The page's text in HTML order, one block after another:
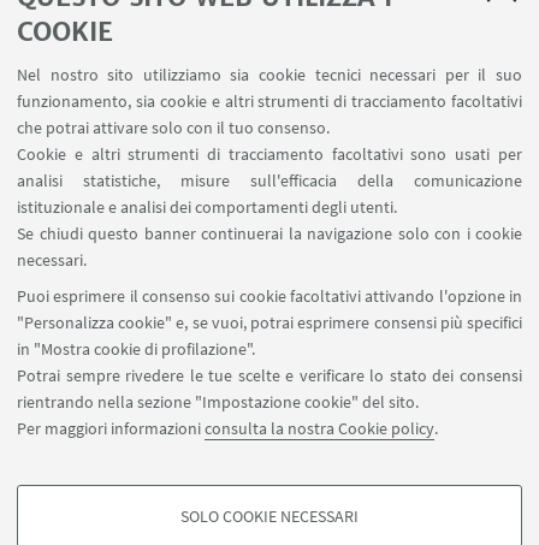
COOKIE
Nel nostro sito utilizziamo sia cookie tecnici necessari per il suo
funzionamento, sia cookie e altri strumenti di tracciamento facoltativi
che potrai attivare solo con il tuo consenso.
Cookie e altri strumenti di tracciamento facoltativi sono usati per
analisi statistiche, misure sull'efficacia della comunicazione
istituzionale e analisi dei comportamenti degli utenti.
Se chiudi questo banner continuerai la navigazione solo con i cookie
necessari.
Puoi esprimere il consenso sui cookie facoltativi attivando l'opzione in
"Personalizza cookie" e, se vuoi, potrai esprimere consensi più specifici
in "Mostra cookie di profilazione".
Potrai sempre rivedere le tue scelte e verificare lo stato dei consensi
rientrando nella sezione "Impostazione cookie" del sito.
Per maggiori informazioniconsulta la nostra Cookie policy.
SOLO COOKIE NECESSARI
LINK UTILI
Area riservata
Carta dei servizi
SEGUI IL DIPARTIMENTO SU:
SEGUI UNIBO SU:
APP: